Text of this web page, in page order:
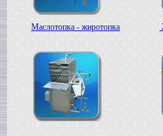
Жиротопка
г. Александров
Пищевой насос
Гомогенизатор
в г.Камышин
Вакуумный реактор
в г.Белгород
Маслотопка - жиротопка